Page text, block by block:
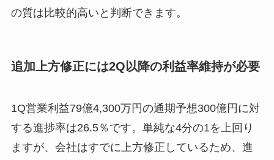
の質は比較的高いと判断できます。
追加上方修正には2Q以降の利益率維持が必要
1Q営業利益79億4,300万円の通期予想300億円に対
する進捗率は26.5％です。単純な4分の1を上回り
ますが、会社はすでに上方修正しているため、進